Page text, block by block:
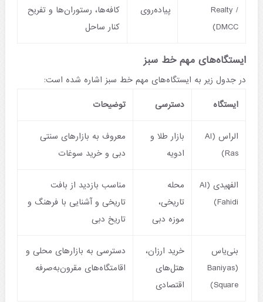
Realty /
DMCC)
پیاده‌روی
کافه‌ها، رستوران‌ها و تفریح
کنار ساحل
ایستگاه‌های مهم خط سبز
در جدول زیر به ایستگاه‌های مهم خط سبز اشاره شده است:
ایستگاه
دسترسی توضیحات
الراس (Al
Ras)
بازار طلا و
ادویه
معروف به بازارهای سنتی
دبی و خرید سوغات
الفهیدی (Al
Fahidi)
محله
تاریخی،
موزه دبی
مناسب بازدید از بافت
تاریخی و آشنایی با فرهنگ و
تاریخ دبی
بنی‌یاس
(Baniyas
Square)
خرید ارزان،
هتل‌های
اقتصادی
دسترسی به بازارهای محلی و
اقامتگاه‌های مقرون‌به‌صرفه